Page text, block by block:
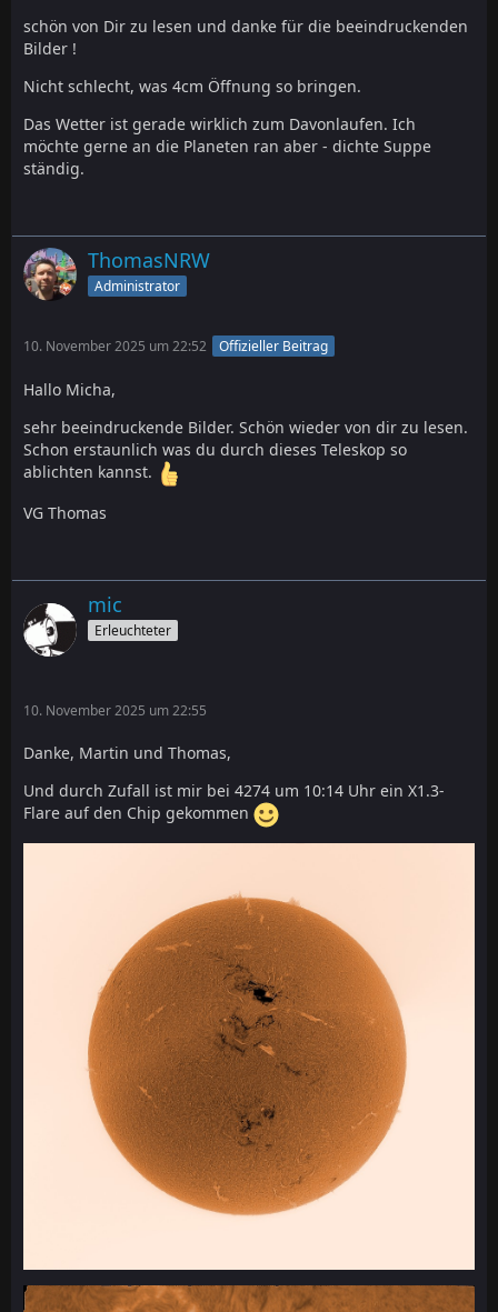
schön von Dir zu lesen und danke für die beeindruckenden
Bilder !
Nicht schlecht, was 4cm Öffnung so bringen.
Das Wetter ist gerade wirklich zum Davonlaufen. Ich
möchte gerne an die Planeten ran aber - dichte Suppe
ständig.
ThomasNRW
Administrator
10. November 2025 um 22:52 Offizieller Beitrag
Hallo Micha,
sehr beeindruckende Bilder. Schön wieder von dir zu lesen.
Schon erstaunlich was du durch dieses Teleskop so
ablichten kannst.
VG Thomas
mic
Erleuchteter
10. November 2025 um 22:55
Danke, Martin und Thomas,
Und durch Zufall ist mir bei 4274 um 10:14 Uhr ein X1.3-
Flare auf den Chip gekommen